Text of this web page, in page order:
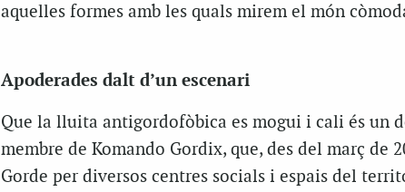
aquelles formes amb les quals mirem el món
Apoderades dalt d’un escenari
Que la lluita antigordofòbica es mogui i cali és un
membre de Komando Gordix, que, des del març de
Gorde per diversos centres socials i espais del